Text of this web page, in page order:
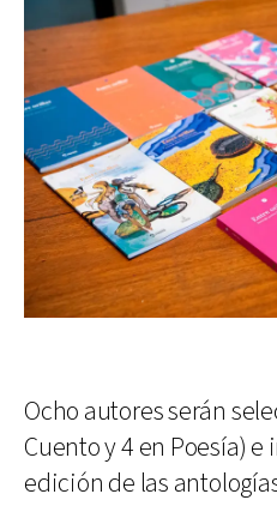
Ocho autores serán
Cuento y 4 en Poesía)
edición de las